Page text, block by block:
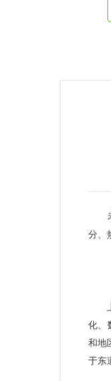
未
分、
上
化、
和地
于